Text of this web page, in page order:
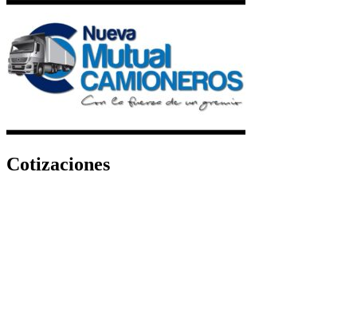
Cotizaciones